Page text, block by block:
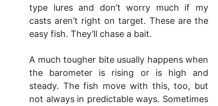
type lures and don’t worry much if my
casts aren’t right on target. These are the
easy fish. They’ll chase a bait.
A much tougher bite usually happens when
the barometer is rising or is high and
steady. The fish move with this, too, but
not always in predictable ways. Sometimes